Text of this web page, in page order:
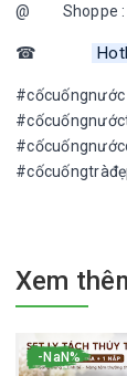
@ Shoppe :
☎
Xem
-NaN%